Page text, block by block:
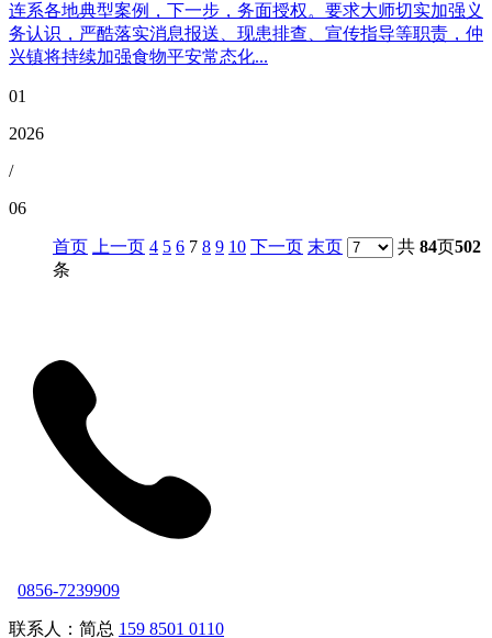
连系各地典型案例，下一步，务面授权。要求大师切实加强义
务认识，严酷落实消息报送、现患排查、宣传指导等职责，仲
兴镇将持续加强食物平安常态化...
01
2026
/
06
首页 上一页 4 5 6 7 8 9 10 下一页 末页 共 84页502
条
0856-7239909
联系人：简总 159 8501 0110